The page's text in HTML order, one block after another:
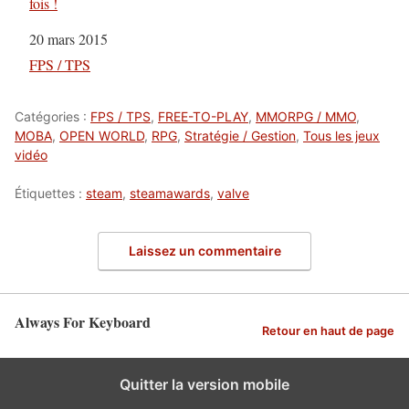
Date
20 mars 2015
Par rapport à
FPS / TPS
Catégories : FPS / TPS, FREE-TO-PLAY, MMORPG / MMO,
MOBA, OPEN WORLD, RPG, Stratégie / Gestion, Tous les jeux
vidéo
Étiquettes : steam, steamawards, valve
Laissez un commentaire
Always For Keyboard Retour en haut de page
Quitter la version mobile